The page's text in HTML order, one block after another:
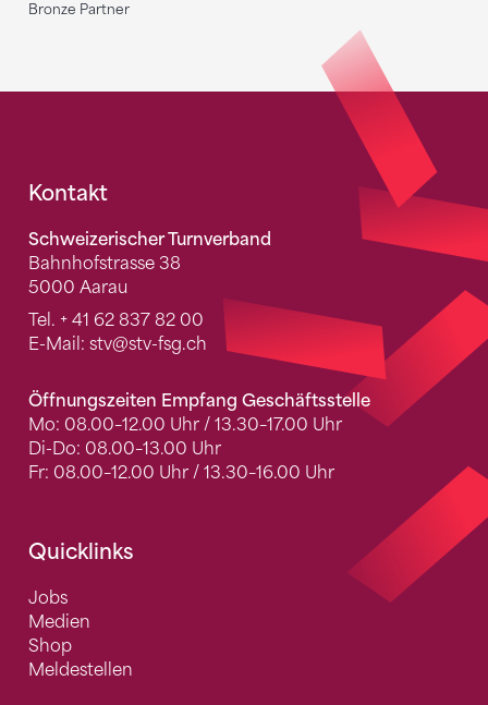
Bronze Partner
Fusszeile
Kontakt
Schweizerischer Turnverband
Bahnhofstrasse 38
5000 Aarau
Tel. + 41 62 837 82 00
E-Mail: stv@stv-fsg.ch
Öffnungszeiten Empfang Geschäftsstelle
Mo: 08.00–12.00 Uhr / 13.30–17.00 Uhr
Di-Do: 08.00–13.00 Uhr
Fr: 08.00–12.00 Uhr / 13.30–16.00 Uhr
Quicklinks
Jobs
Medien
Shop
Meldestellen